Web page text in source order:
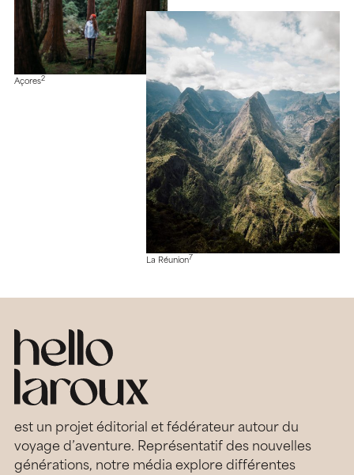
Açores2
La Réunion7
est un projet éditorial et fédérateur autour du
voyage d’aventure. Représentatif des nouvelles
générations, notre média explore différentes